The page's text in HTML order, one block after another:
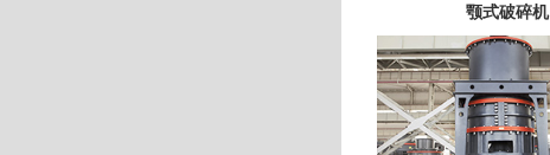
颚式破碎机